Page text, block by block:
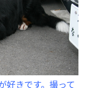
好きです。撮って